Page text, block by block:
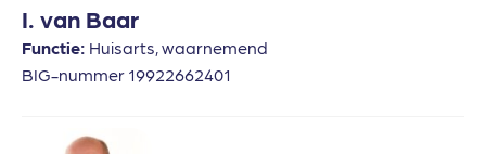
I. van Baar
Functie: Huisarts, waarnemend
BIG-nummer 19922662401